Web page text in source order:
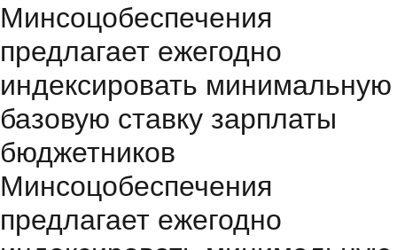
Минсоцобеспечения
предлагает ежегодно
индексировать минимальную
базовую ставку зарплаты
бюджетников
Минсоцобеспечения
предлагает ежегодно